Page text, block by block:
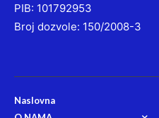
PIB: 101792953
Broj dozvole: 150/2008-3
Naslovna